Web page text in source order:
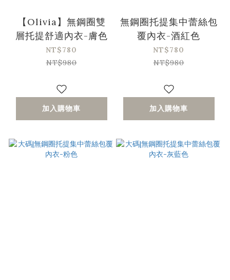
【Olivia】無鋼圈雙
層托提舒適內衣-膚色
NT$780
NT$980
加入購物車
無鋼圈托提集中蕾絲包
覆內衣-酒紅色
NT$780
NT$980
加入購物車